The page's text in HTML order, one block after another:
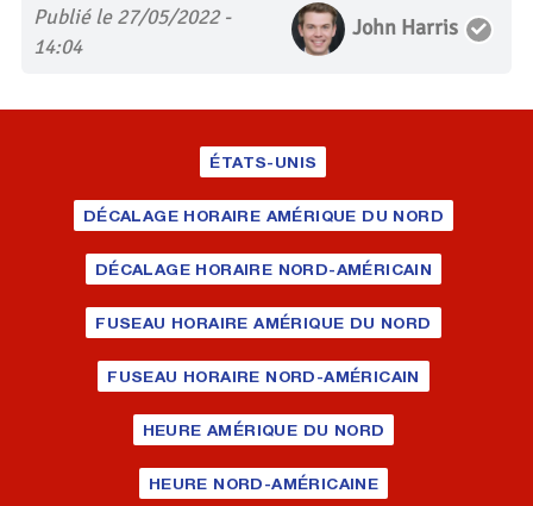
Publié le 27/05/2022 -
14:04
John Harris
ÉTATS-UNIS
DÉCALAGE HORAIRE AMÉRIQUE DU NORD
DÉCALAGE HORAIRE NORD-AMÉRICAIN
FUSEAU HORAIRE AMÉRIQUE DU NORD
FUSEAU HORAIRE NORD-AMÉRICAIN
HEURE AMÉRIQUE DU NORD
HEURE NORD-AMÉRICAINE